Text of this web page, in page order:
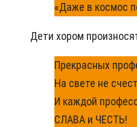
«Даже в космос
Дети хором
Прекрасных
На свете не
И каждой
СЛАВА и ЧЕСТЬ!